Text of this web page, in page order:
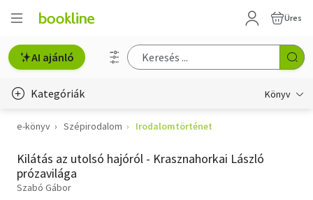
Üres
AI ajánló
Kategóriák Könyv
Életmód, egészség
Erotika
Gyermek- és ifjúsági
e-könyv Szépirodalom Irodalomtörténet
Kilátás az utolsó hajóról - Krasznahorkai László
prózavilága
Szabó Gábor